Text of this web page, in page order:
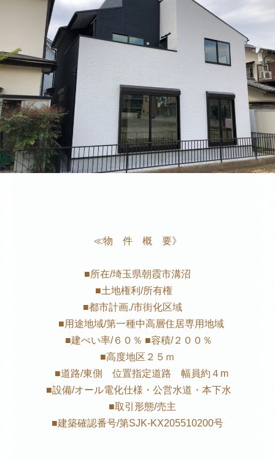
≪物 件 概 要》
■所在/埼玉県朝霞市溝沼
■土地権利/所有権
■都市計画./市街化区域
■用途地域/第一種中高層住居専用地域
■建ぺい率/６０％ ■容積/２００％
■高度地区２５ｍ
■道路/東側 位置指定道路 幅員約４m
■設備/オール電化仕様・公営水道・本下水
■取引形態/売主
■建築確認番号/第SJK-KX205510200号